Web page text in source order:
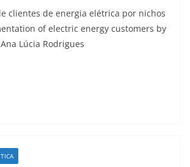
clientes de energia elétrica por nichos
of electric energy customers by
Lúcia Rodrigues